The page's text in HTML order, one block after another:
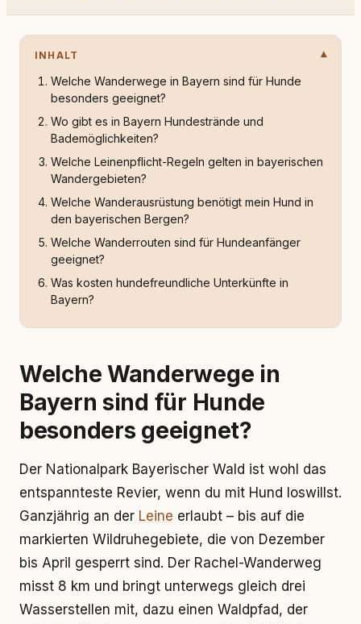
INHALT
Welche Wanderwege in Bayern sind für Hunde
besonders geeignet?
Wo gibt es in Bayern Hundestrände und
Bademöglichkeiten?
Welche Leinenpflicht-Regeln gelten in bayerischen
Wandergebieten?
Welche Wanderausrüstung benötigt mein Hund in
den bayerischen Bergen?
Welche Wanderrouten sind für Hundeanfänger
geeignet?
Was kosten hundefreundliche Unterkünfte in
Bayern?
Welche Wanderwege in
Bayern sind für Hunde
besonders geeignet?
Der Nationalpark Bayerischer Wald ist wohl das
entspannteste Revier, wenn du mit Hund loswillst.
Ganzjährig an der Leine erlaubt – bis auf die
markierten Wildruhegebiete, die von Dezember
bis April gesperrt sind. Der Rachel-Wanderweg
misst 8 km und bringt unterwegs gleich drei
Wasserstellen mit, dazu einen Waldpfad, der